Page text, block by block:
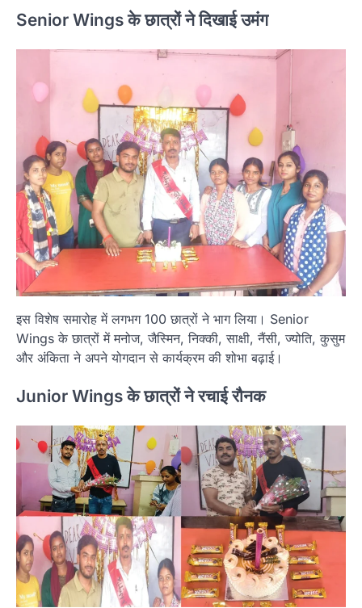
Senior Wings के छात्रों ने दिखाई उमंग
इस विशेष समारोह में लगभग 100 छात्रों ने भाग लिया। Senior
Wings के छात्रों में मनोज, जैस्मिन, निक्की, साक्षी, नैंसी, ज्योति, कुसुम
और अंकिता ने अपने योगदान से कार्यक्रम की शोभा बढ़ाई।
Junior Wings के छात्रों ने रचाई रौनक